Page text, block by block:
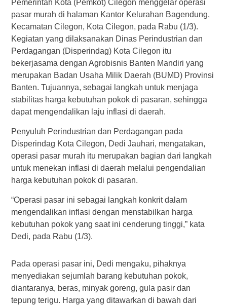
Pemerintah Kota (Pemkot) Cilegon menggelar operasi
pasar murah di halaman Kantor Kelurahan Bagendung,
Kecamatan Cilegon, Kota Cilegon, pada Rabu (1/3).
Kegiatan yang dilaksanakan Dinas Perindustrian dan
Perdagangan (Disperindag) Kota Cilegon itu
bekerjasama dengan Agrobisnis Banten Mandiri yang
merupakan Badan Usaha Milik Daerah (BUMD) Provinsi
Banten. Tujuannya, sebagai langkah untuk menjaga
stabilitas harga kebutuhan pokok di pasaran, sehingga
dapat mengendalikan laju inflasi di daerah.
Penyuluh Perindustrian dan Perdagangan pada
Disperindag Kota Cilegon, Dedi Jauhari, mengatakan,
operasi pasar murah itu merupakan bagian dari langkah
untuk menekan inflasi di daerah melalui pengendalian
harga kebutuhan pokok di pasaran.
“Operasi pasar ini sebagai langkah konkrit dalam
mengendalikan inflasi dengan menstabilkan harga
kebutuhan pokok yang saat ini cenderung tinggi,” kata
Dedi, pada Rabu (1/3).
Pada operasi pasar ini, Dedi mengaku, pihaknya
menyediakan sejumlah barang kebutuhan pokok,
diantaranya, beras, minyak goreng, gula pasir dan
tepung terigu. Harga yang ditawarkan di bawah dari